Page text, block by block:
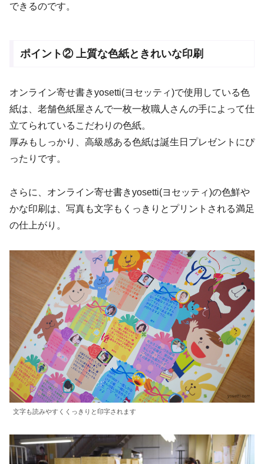
できるのです。
ポイント② 上質な色紙ときれいな印刷
オンライン寄せ書きyosetti(ヨセッティ)で使用している色
紙は、老舗色紙屋さんで一枚一枚職人さんの手によって仕
立てられているこだわりの色紙。
厚みもしっかり、高級感ある色紙は誕生日プレゼントにぴ
ったりです。
さらに、オンライン寄せ書きyosetti(ヨセッティ)の色鮮や
かな印刷は、写真も文字もくっきりとプリントされる満足
の仕上がり。
文字も読みやすくくっきりと印字されます